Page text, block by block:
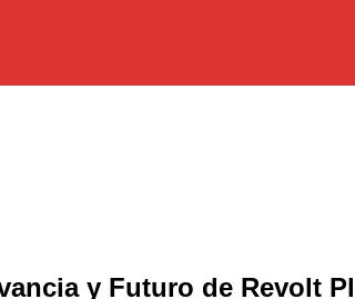
y Futuro de Revolt